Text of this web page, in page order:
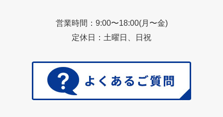
営業時間：9:00〜18:00(月〜金)
定休日：土曜日、日祝